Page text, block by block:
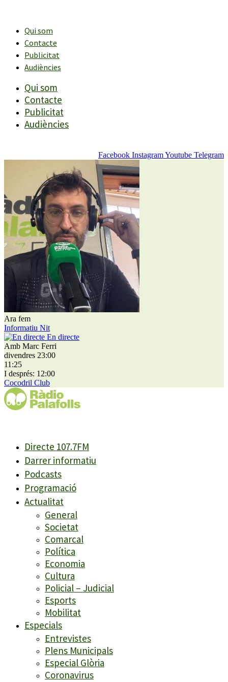
contingutQui som
Contacte
Publicitat
Audiències
Qui som
Contacte
Publicitat
Audiències
Facebook InstagramYoutube Telegram
Ara fem
Informatiu Nit
En directe
Amb Marc Ferri
divendres 23:00
11:25
I després: 12:00
Cocodril Club
Directe 107.7FM
Darrer informatiu
Podcasts
Programació
Actualitat
General
Societat
Comarcal
Política
Economia
Cultura
Policial – Judicial
Esports
Mobilitat
Especials
Entrevistes
Plens Municipals
Especial Glòria
Coronavirus